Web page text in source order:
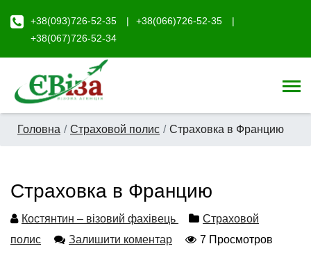
+38(093)726-52-35
+38(066)726-52-35
+38(067)726-52-34
Головна Страховой полис Страховка в Францию
Страховка в Францию
Костянтин – візовий фахівець
Страховой
полис
Залишити коментар 7 Просмотров